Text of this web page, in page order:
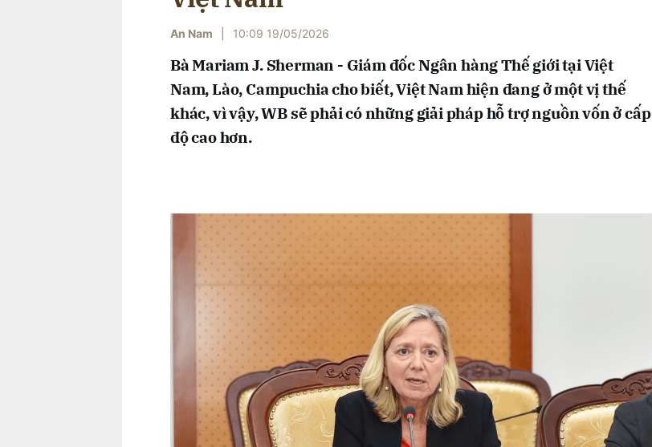
An Nam 10:09 19/05/2026
Bà Mariam J. Sherman - Giám đốc Ngân hàng Thế giới tại Việt
Nam, Lào, Campuchia cho biết, Việt Nam hiện đang ở một vị thế
khác, vì vậy, WB sẽ phải có những giải pháp hỗ trợ nguồn vốn ở cấp
độ cao hơn.